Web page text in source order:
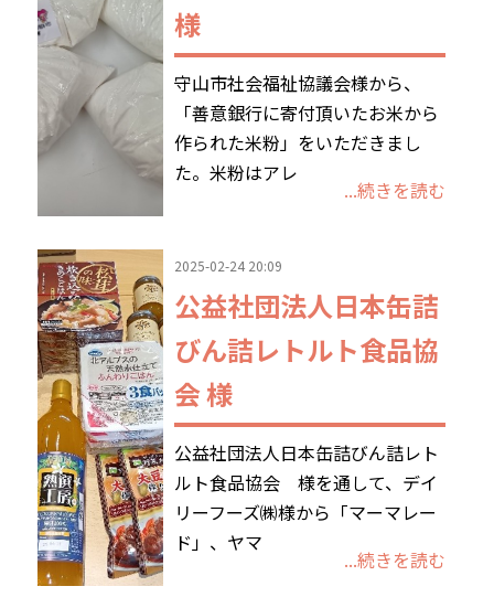
様
守山市社会福祉協議会様から、
「善意銀行に寄付頂いたお米から
作られた米粉」をいただきまし
た。米粉はアレ
...続きを読む
2025-02-24 20:09
公益社団法人日本缶詰
びん詰レトルト食品協
会 様
公益社団法人日本缶詰びん詰レト
ルト食品協会 様を通して、デイ
リーフーズ㈱様から「マーマレー
ド」、ヤマ
...続きを読む